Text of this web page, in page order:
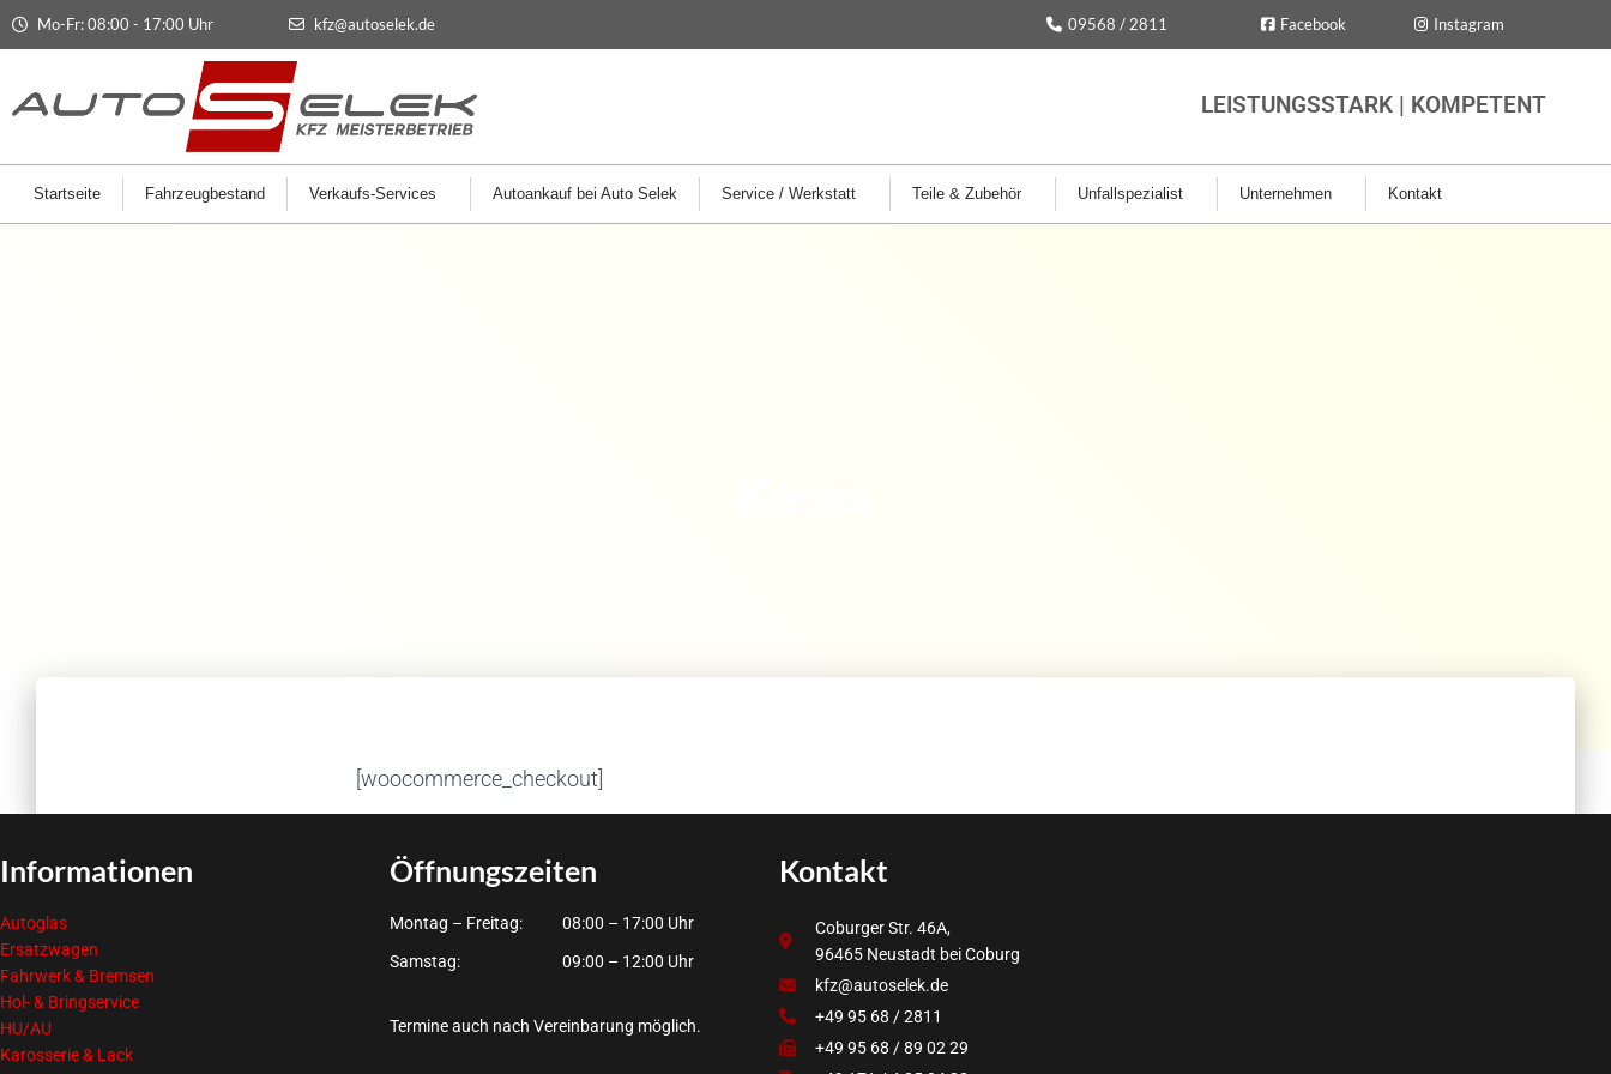
Mo-Fr: 08:00 - 17:00 Uhr kfz@autoselek.de 09568 / 2811 Facebook Instagram
LEISTUNGSSTARK | KOMPETENT
Startseite Fahrzeugbestand Verkaufs-Services Autoankauf bei Auto Selek Service / Werkstatt Teile & Zubehör Unfallspezialist Unternehmen Kontakt
[woocommerce_checkout]
Informationen
Autoglas
Ersatzwagen
Fahrwerk & Bremsen
Hol- & Bringservice
HU/AU
Karosserie & Lack
Öffnungszeiten
Montag – Freitag:
Samstag:
08:00 – 17:00 Uhr
09:00 – 12:00 Uhr
Termine auch nach Vereinbarung möglich.
Kontakt
Coburger Str. 46A,
96465 Neustadt bei Coburg
kfz@autoselek.de
+49 95 68 / 2811
+49 95 68 / 89 02 29